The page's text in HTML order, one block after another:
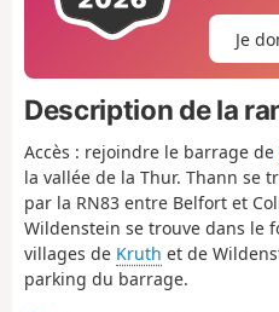
Je
Description de la
Accès : rejoindre le barrage de
la vallée de la Thur. Thann se
par la RN83 entre Belfort et
Wildenstein se trouve dans le
villages de Kruth et de
parking du barrage.